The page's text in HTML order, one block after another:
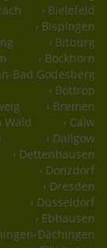
› Bielefeld
› Bispingen
› Bitburg
› Bockhorn
Bad Godesberg
› Bottrop
› Bremen
Wald
› Calw
› Dallgow
› Dettenhausen
› Donzdorf
› Dresden
› Düsseldorf
› Ebhausen
Dächingen